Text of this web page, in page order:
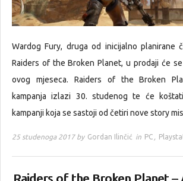
Wardog Fury, druga od inicijalno planirane
Raiders of the Broken Planet, u prodaji će
ovog mjeseca. Raiders of the Broken
kampanja izlazi 30. studenog te će
kampanji koja se sastoji od četiri nove story
25 studenoga 2017 by Gordan Ilinčić in PC ,